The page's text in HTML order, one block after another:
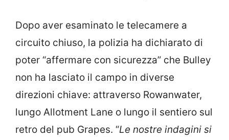
Dopo aver esaminato le telecamere a
circuito chiuso, la polizia ha dichiarato di
poter “affermare con sicurezza” che Bulley
non ha lasciato il campo in diverse
direzioni chiave: attraverso Rowanwater,
lungo Allotment Lane o lungo il sentiero sul
retro del pub Grapes. “Le nostre indagini si